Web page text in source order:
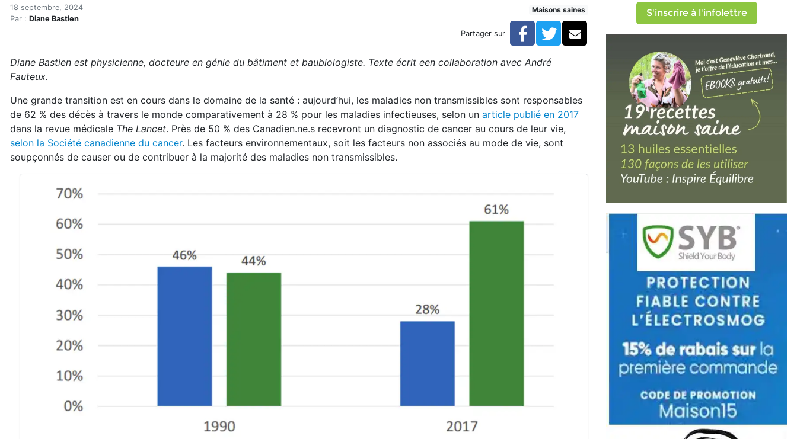
Accueil
Articles
Treize priorités pour assainir votre demeure (réservé)
Treize priorités pour assainir votre demeure (réservé)
18 septembre, 2024
Par : Diane Bastien
Maisons saines
Partager sur Facebook
TwitterCourriel
Diane Bastien est physicienne, docteure en génie du bâtiment et baubiologiste. Texte écrit een collaboration avec André
Fauteux.
Une grande transition est en cours dans le domaine de la santé : aujourd’hui, les maladies non transmissibles sont responsables
de 62 % des décès à travers le monde comparativement à 28 % pour les maladies infectieuses, selon un article publié en 2017
dans la revue médicale The Lancet. Près de 50 % des Canadien.ne.s recevront un diagnostic de cancer au cours de leur vie,
selon la Société canadienne du cancer. Les facteurs environnementaux, soit les facteurs non associés au mode de vie, sont
soupçonnés de causer ou de contribuer à la majorité des maladies non transmissibles.
S'inscrire à l'infolettre